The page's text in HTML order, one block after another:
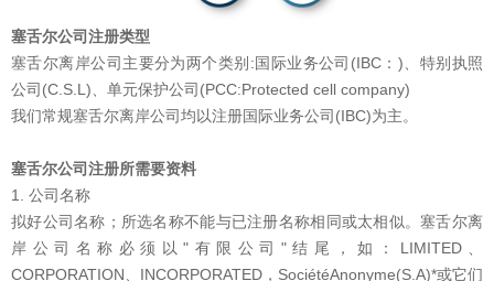
塞舌尔公司注册类型
塞舌尔离岸公司主要分为两个类别:国际业务公司(IBC：)、特别执照
公司(C.S.L)、单元保护公司(PCC:Protected cell company)
我们常规塞舌尔离岸公司均以注册国际业务公司(IBC)为主。
塞舌尔公司注册所需要资料
1. 公司名称
拟好公司名称；所选名称不能与已注册名称相同或太相似。塞舌尔离
岸公司名称必须以"有限公司"结尾，如：LIMITED、
CORPORATION、INCORPORATED，SociétéAnonyme(S.A)*或它们